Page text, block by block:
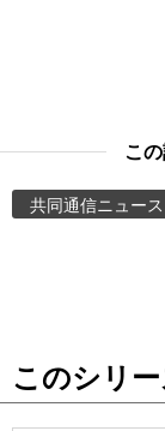
お知らせ
こ
共同通信ニュース
このシリ